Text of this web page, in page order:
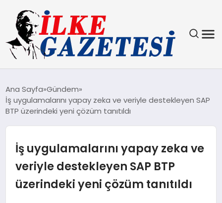
TEKNOLOJI
SAĞLIK
MAGAZIN
Ana Sayfa Gündem
İş uygulamalarını yapay zeka ve veriyle destekleyen SAP
BTP üzerindeki yeni çözüm tanıtıldı
İş uygulamalarını yapay zeka ve
veriyle destekleyen SAP BTP
üzerindeki yeni çözüm tanıtıldı